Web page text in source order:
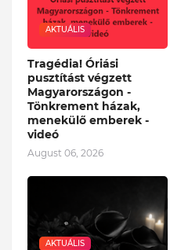
AKTUÁLIS
Tragédia! Óriási
pusztítást végzett
Magyarországon -
Tönkrement házak,
menekülő emberek -
videó
August 06, 2026
AKTUÁLIS